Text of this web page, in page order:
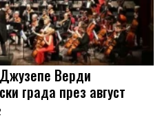
Верди
града през август